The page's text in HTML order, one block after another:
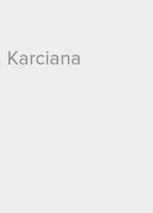
Karciana